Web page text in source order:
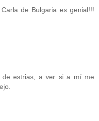
de Bulgaria es genial!!!
de estrias, a ver si a mí me